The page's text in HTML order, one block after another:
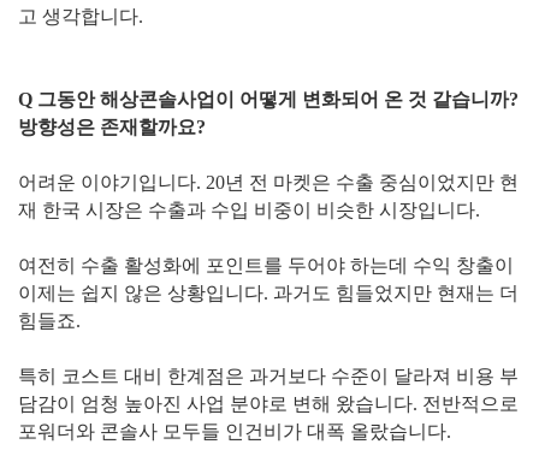
고 생각합니다.
Q 그동안 해상콘솔사업이 어떻게 변화되어 온 것 같습니까?
방향성은 존재할까요?
어려운 이야기입니다. 20년 전 마켓은 수출 중심이었지만 현
재 한국 시장은 수출과 수입 비중이 비슷한 시장입니다.
여전히 수출 활성화에 포인트를 두어야 하는데 수익 창출이
이제는 쉽지 않은 상황입니다. 과거도 힘들었지만 현재는 더
힘들죠.
특히 코스트 대비 한계점은 과거보다 수준이 달라져 비용 부
담감이 엄청 높아진 사업 분야로 변해 왔습니다. 전반적으로
포워더와 콘솔사 모두들 인건비가 대폭 올랐습니다.